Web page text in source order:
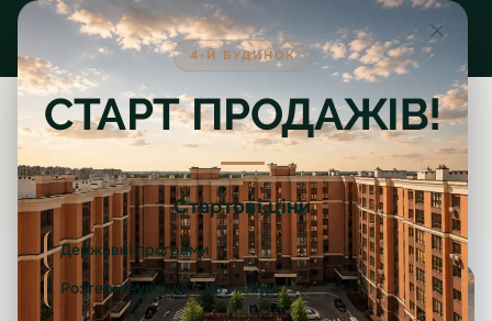
Skip to content
Головна/Державні програми/МОН
ДЕРЖАВНА ПРОГРАМА
МОН
4-Й БУДИНОК
СТАРТ ПРОДАЖІВ!
Стартові ціни
Державні програми
Розтермінування - 36 місяців